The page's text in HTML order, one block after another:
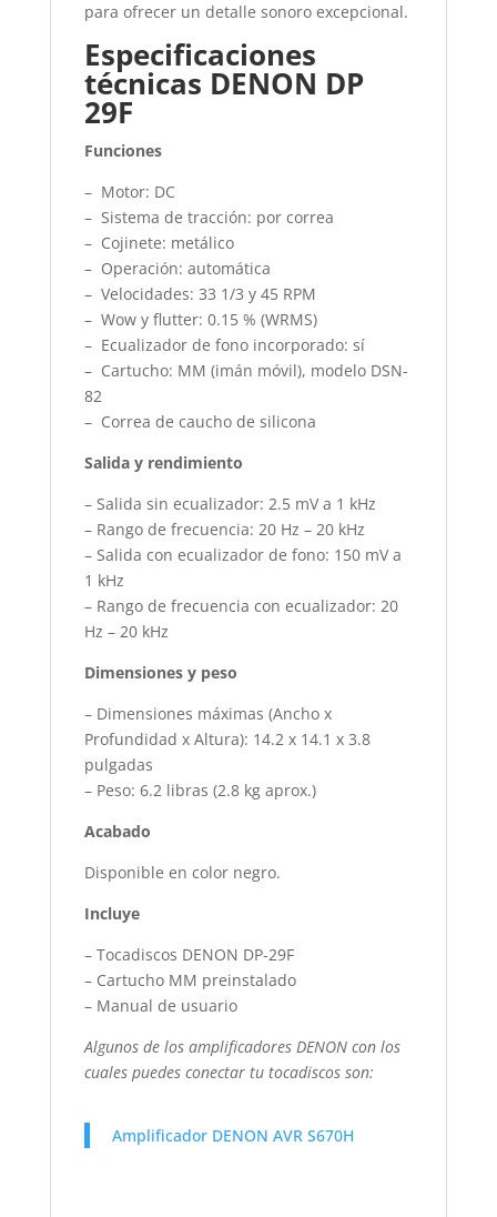
para ofrecer un detalle sonoro excepcional.
Especificaciones
técnicas DENON DP
29F
Funciones
– Motor: DC
– Sistema de tracción: por correa
– Cojinete: metálico
– Operación: automática
– Velocidades: 33 1/3 y 45 RPM
– Wow y flutter: 0.15 % (WRMS)
– Ecualizador de fono incorporado: sí
– Cartucho: MM (imán móvil), modelo DSN-
82
– Correa de caucho de silicona
Salida y rendimiento
– Salida sin ecualizador: 2.5 mV a 1 kHz
– Rango de frecuencia: 20 Hz – 20 kHz
– Salida con ecualizador de fono: 150 mV a
1 kHz
– Rango de frecuencia con ecualizador: 20
Hz – 20 kHz
Dimensiones y peso
– Dimensiones máximas (Ancho x
Profundidad x Altura): 14.2 x 14.1 x 3.8
pulgadas
– Peso: 6.2 libras (2.8 kg aprox.)
Acabado
Disponible en color negro.
Incluye
– Tocadiscos DENON DP-29F
– Cartucho MM preinstalado
– Manual de usuario
Algunos de los amplificadores DENON con los
cuales puedes conectar tu tocadiscos son:
Amplificador DENON AVR S670H